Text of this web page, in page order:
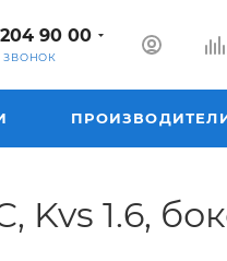
90 00
ЗВОНОК
Kvs 1.6,